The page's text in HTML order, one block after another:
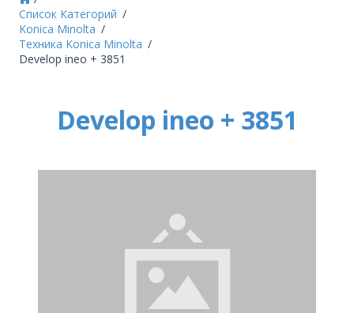
Список Категорий
Konica Minolta
Техника Konica Minolta
Develop ineo + 3851
Develop ineo + 3851